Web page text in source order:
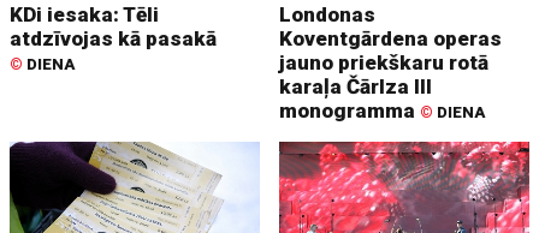
KDi iesaka: Tēli
atdzīvojas kā pasakā
© DIENA
Londonas
Koventgārdena operas
jauno priekškaru rotā
karaļa Čārlza III
monogramma © DIENA